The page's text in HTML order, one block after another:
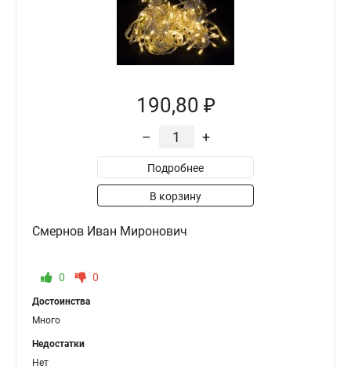
190,80 ₽
– +
Подробнее
В корзину
Смернов Иван Миронович
0 0
Достоинства
Много
Недостатки
Нет